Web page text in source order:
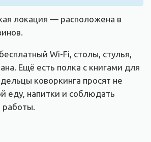
локация — расположена в
Wi-Fi, столы, стулья,
Ещё есть полка с книгами для
коворкинга просят не
еду, напитки и соблюдать
работы.